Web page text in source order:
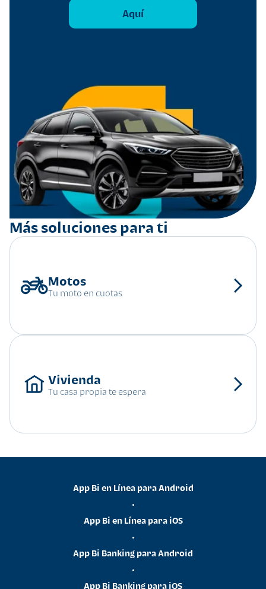
Aquí
Más soluciones para ti
Tu moto en cuotas
Tu casa propia te espera
App Bi en Línea para Android
•
App Bi en Línea para iOS
•
App Bi Banking para Android
•
App Bi Banking para iOS